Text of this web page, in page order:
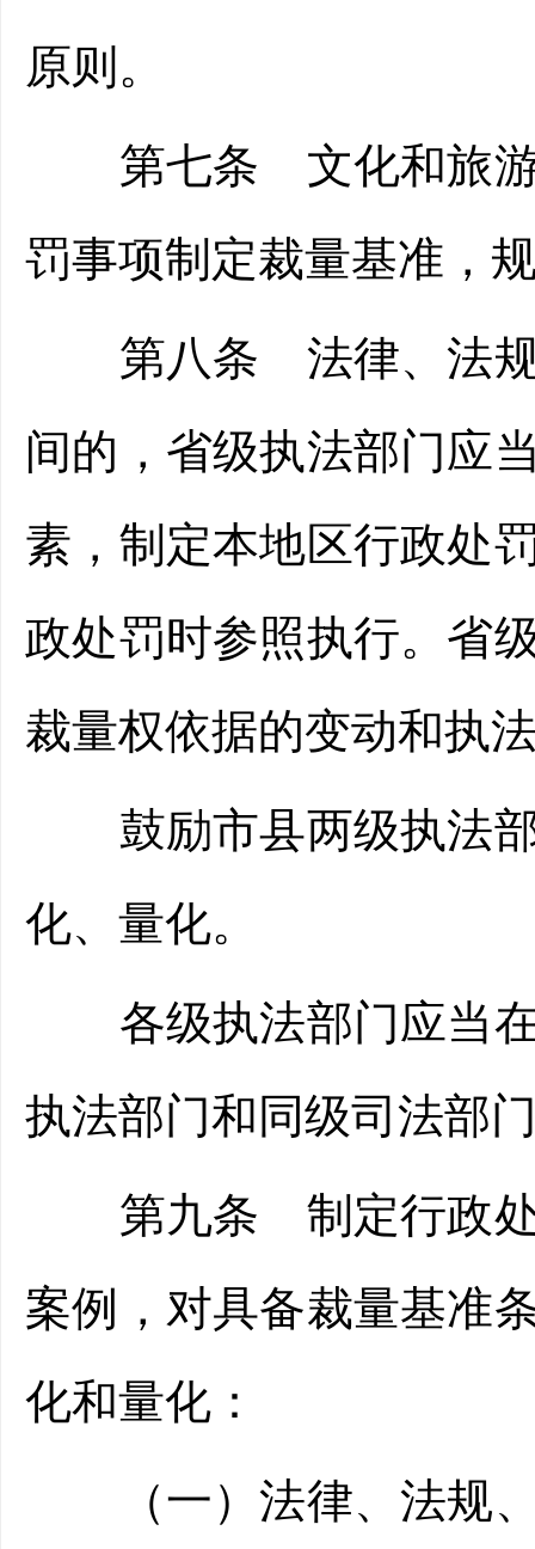
原则。
第七条 文化和旅游
罚事项制定裁量基准
第八条 法律、法规
间的，省级执法部门应
素，制定本地区行政处
政处罚时参照执行。省
裁量权依据的变动和执
鼓励市县两级执法部
化、量化。
各级执法部门应当在
执法部门和同级司法部
第九条 制定行政处
案例，对具备裁量基准
化和量化：
（一）法律、法规、